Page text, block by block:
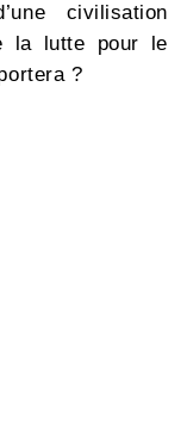
civilisation
la lutte pour le
?